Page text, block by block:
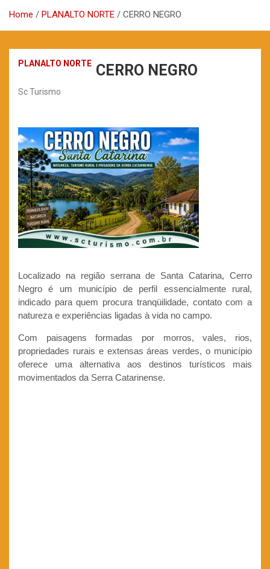
Home PLANALTO NORTE CERRO NEGRO
PLANALTO NORTE CERRO NEGRO
Sc Turismo
Localizado na região serrana de Santa Catarina, Cerro
Negro é um município de perfil essencialmente rural,
indicado para quem procura tranqüilidade, contato com a
natureza e experiências ligadas à vida no campo.
Com paisagens formadas por morros, vales, rios,
propriedades rurais e extensas áreas verdes, o município
oferece uma alternativa aos destinos turísticos mais
movimentados da Serra Catarinense.